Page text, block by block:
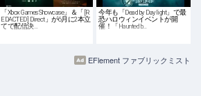
「Xbox Games Showcase」＆「[R
EDACTED] Direct」が6月に2本立
てで配信決…
今年も「Dead by Daylight」で最
恐ハロウィンイベントが開
催！「Haunted b…
EFlement ファブリックミスト